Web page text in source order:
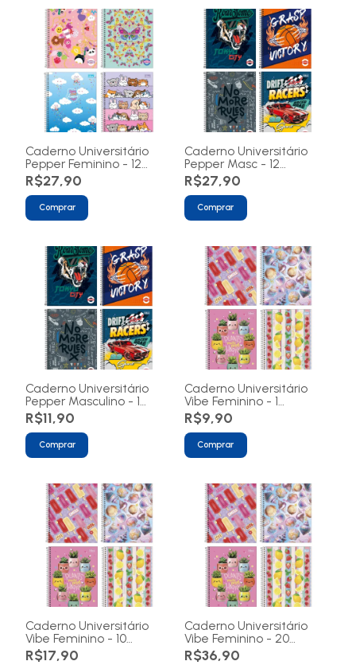
Caderno Universitário
Pepper Feminino - 12
matérias 192 folhas
R$27,90
Comprar
Caderno Universitário
Pepper Masc - 12
matérias 192 folhas
R$27,90
Comprar
Caderno Universitário
Pepper Masculino - 1
matéria 80 folhas
R$11,90
Comprar
Caderno Universitário
Vibe Feminino - 1
matérias 80 folhas
R$9,90
Comprar
Caderno Universitário
Vibe Feminino - 10
matérias 160 folhas
R$17,90
Caderno Universitário
Vibe Feminino - 20
matérias 320 folhas
R$36,90